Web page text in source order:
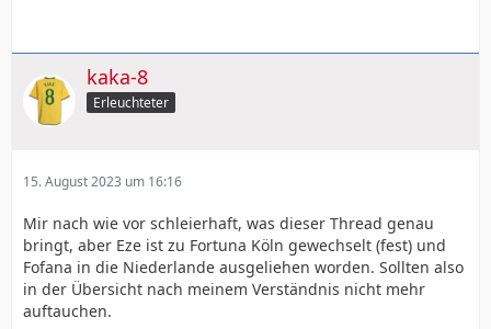
kaka-8
Erleuchteter
15. August 2023 um 16:16
Mir nach wie vor schleierhaft, was dieser Thread genau
bringt, aber Eze ist zu Fortuna Köln gewechselt (fest) und
Fofana in die Niederlande ausgeliehen worden. Sollten also
in der Übersicht nach meinem Verständnis nicht mehr
auftauchen.